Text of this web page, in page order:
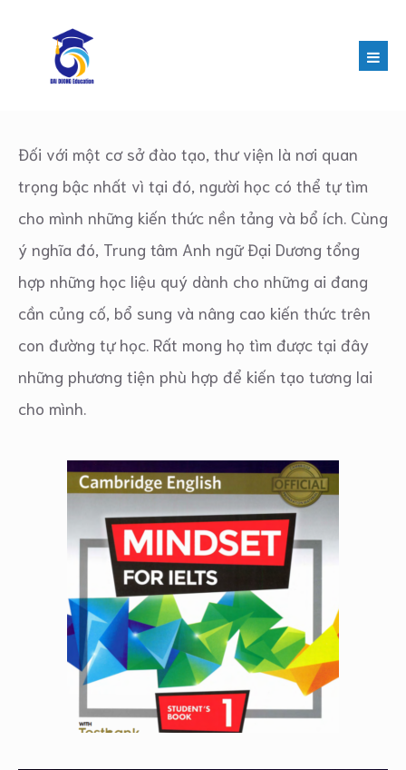
Đối với một cơ sở đào tạo, thư viện là nơi quan
trọng bậc nhất vì tại đó, người học có thể tự tìm
cho mình những kiến thức nền tảng và bổ ích. Cùng
ý nghĩa đó, Trung tâm Anh ngữ Đại Dương tổng
hợp những học liệu quý dành cho những ai đang
cần củng cố, bổ sung và nâng cao kiến thức trên
con đường tự học. Rất mong họ tìm được tại đây
những phương tiện phù hợp để kiến tạo tương lai
cho mình.